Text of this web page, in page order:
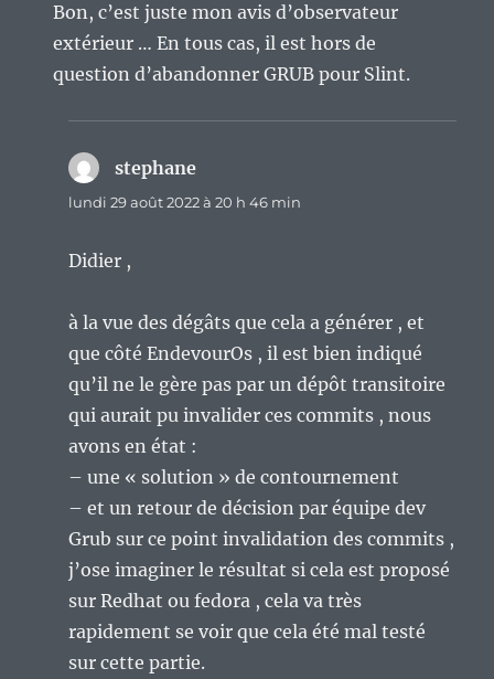
Bon, c’est juste mon avis d’observateur
extérieur … En tous cas, il est hors de
question d’abandonner GRUB pour Slint.
stephane
lundi 29 août 2022 à 20 h 46 min
Didier ,
à la vue des dégâts que cela a générer , et
que côté EndevourOs , il est bien indiqué
qu’il ne le gère pas par un dépôt transitoire
qui aurait pu invalider ces commits , nous
avons en état :
– une « solution » de contournement
– et un retour de décision par équipe dev
Grub sur ce point invalidation des commits ,
j’ose imaginer le résultat si cela est proposé
sur Redhat ou fedora , cela va très
rapidement se voir que cela été mal testé
sur cette partie.